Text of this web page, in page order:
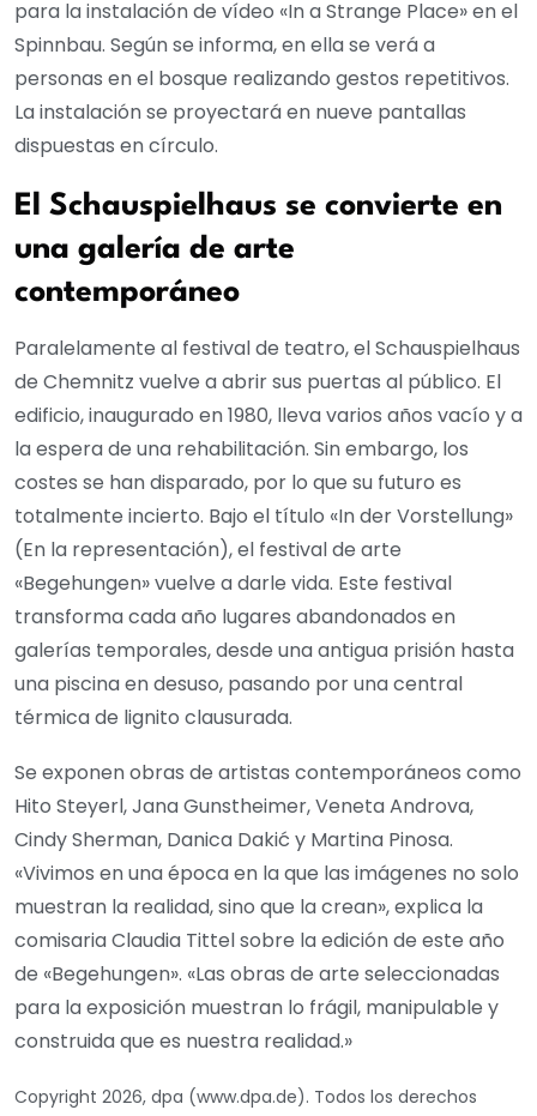
para la instalación de vídeo «In a Strange Place» en el
Spinnbau. Según se informa, en ella se verá a
personas en el bosque realizando gestos repetitivos.
La instalación se proyectará en nueve pantallas
dispuestas en círculo.
El Schauspielhaus se convierte en
una galería de arte
contemporáneo
Paralelamente al festival de teatro, el Schauspielhaus
de Chemnitz vuelve a abrir sus puertas al público. El
edificio, inaugurado en 1980, lleva varios años vacío y a
la espera de una rehabilitación. Sin embargo, los
costes se han disparado, por lo que su futuro es
totalmente incierto. Bajo el título «In der Vorstellung»
(En la representación), el festival de arte
«Begehungen» vuelve a darle vida. Este festival
transforma cada año lugares abandonados en
galerías temporales, desde una antigua prisión hasta
una piscina en desuso, pasando por una central
térmica de lignito clausurada.
Se exponen obras de artistas contemporáneos como
Hito Steyerl, Jana Gunstheimer, Veneta Androva,
Cindy Sherman, Danica Dakić y Martina Pinosa.
«Vivimos en una época en la que las imágenes no solo
muestran la realidad, sino que la crean», explica la
comisaria Claudia Tittel sobre la edición de este año
de «Begehungen». «Las obras de arte seleccionadas
para la exposición muestran lo frágil, manipulable y
construida que es nuestra realidad.»
Copyright 2026, dpa (www.dpa.de). Todos los derechos